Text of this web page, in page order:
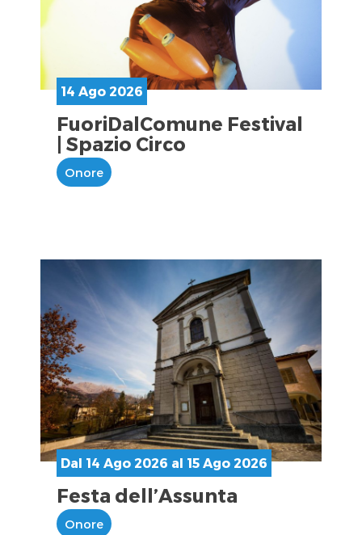
14 Ago 2026
FuoriDalComune Festival
| Spazio Circo
Onore
Dal 14 Ago 2026 al 15 Ago 2026
Festa dell’Assunta
Onore